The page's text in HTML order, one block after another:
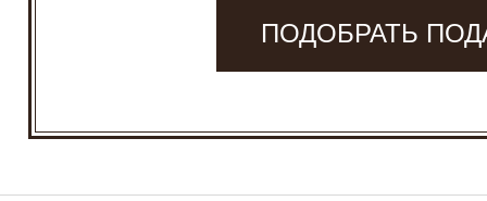
ПОДОБРАТЬ